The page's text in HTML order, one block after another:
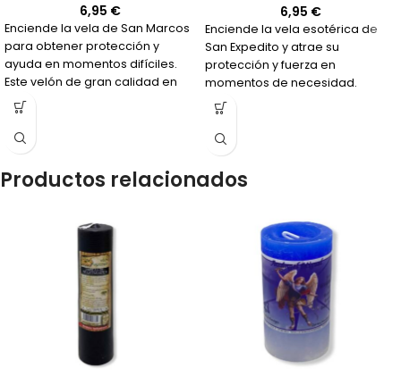
6,95 €
Enciende la vela de San Marcos
para obtener protección y
ayuda en momentos difíciles.
Este velón de gran calidad en
color blanco y rojo es ideal para
aquellos que buscan justicia en
un caso legal o protección
Pídele a San Marcos que
interceda por ti y te brinde la
6,95 €
Enciende la vela esotérica de
San Expedito y atrae su
protección y fuerza en
momentos de necesidad.
¡Compra la tuya y conoce más
sobre este poderoso velón de
colores rojo y verde!
Productos relacionados